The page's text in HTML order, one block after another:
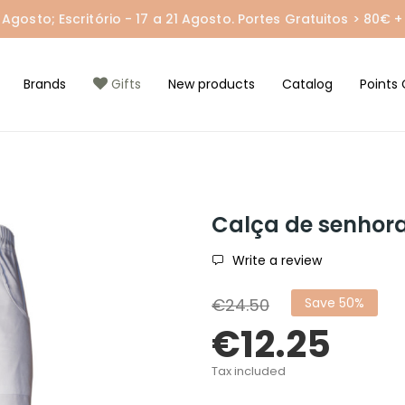
Escritório - 17 a 21 Agosto. Portes Gratuitos > 80€
Brands Gifts New products Catalog Points
Calça de
Write a review
€24.50 Save 50%
€12.25
Tax included